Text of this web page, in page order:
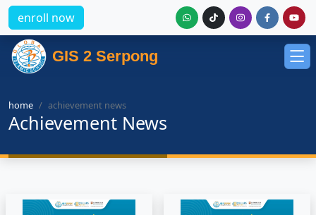
enroll now
GIS 2 Serpong
home achievement news
Achievement News